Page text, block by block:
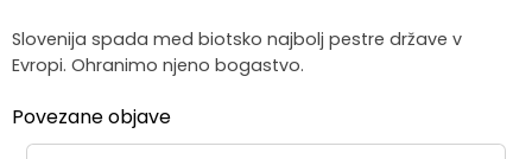
Slovenija spada med biotsko najbolj pestre države v
Evropi. Ohranimo njeno bogastvo.
Povezane objave